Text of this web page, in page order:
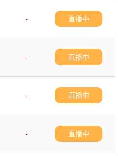
-
直播中
-
直播中
-
直播中
-
直播中